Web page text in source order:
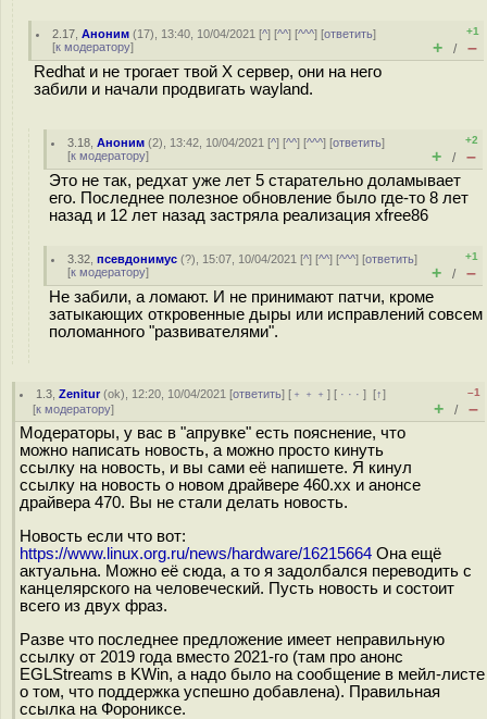
2.17 ,Аноним (17), 13:40, 10/04/2021 [^] [^^] [^^^] [ответить]
[к модератору]
+1
+ / –
Redhat и не трогает твой X сервер, они на него
забили и начали продвигать wayland.
3.18 ,Аноним (2), 13:42, 10/04/2021 [^] [^^] [^^^] [ответить]
[к модератору]
+2
+ / –
Это не так, редхат уже лет 5 старательно доламывает
его. Последнее полезное обновление было где-то 8 лет
назад и 12 лет назад застряла реализация xfree86
3.32 ,псевдонимус (?), 15:07, 10/04/2021 [^] [^^] [^^^] [ответить]
[к модератору]
+1
+ / –
Не забили, а ломают. И не принимают патчи, кроме
затыкающих откровенные дыры или исправлений совсем
поломанного "развивателями".
1.3 ,Zenitur(ok), 12:20, 10/04/2021 [ответить] [ ﹢﹢﹢] [ · · ·][↑]
[к модератору]
–1
+ / –
Модераторы, у вас в "апрувке" есть пояснение, что
можно написать новость, а можно просто кинуть
ссылку на новость, и вы сами её напишете. Я кинул
ссылку на новость о новом драйвере 460.xx и анонсе
драйвера 470. Вы не стали делать новость.
Новость если что вот:
https://www.linux.org.ru/news/hardware/16215664 Она ещё
актуальна. Можно её сюда, а то я задолбался переводить с
канцелярского на человеческий. Пусть новость и состоит
всего из двух фраз.
Разве что последнее предложение имеет неправильную
ссылку от 2019 года вместо 2021-го (там про анонс
EGLStreams в KWin, а надо было на сообщение в мейл-листе
о том, что поддержка успешно добавлена). Правильная
ссылка на Форониксе.